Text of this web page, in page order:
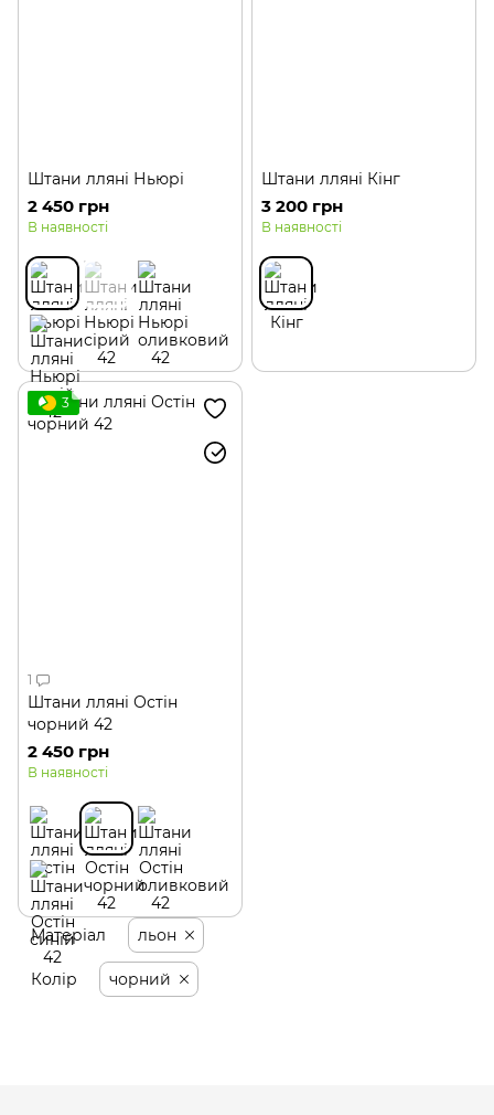
Штани лляні Ньюрі
2 450 грн
В наявності
Штани лляні Кінг
3 200 грн
В наявності
3
1
Штани лляні Остін
чорний 42
2 450 грн
В наявності
Матеріал льон
Колір чорний